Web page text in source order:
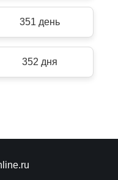
351 день
352 дня